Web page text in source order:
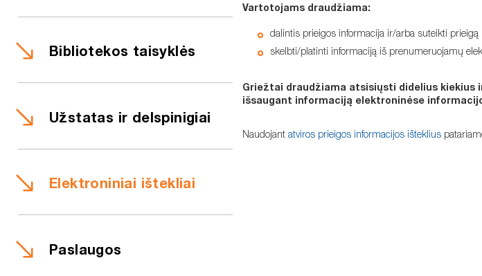
Bibliotekos taisyklės
Užstatas ir delspinigiai
Elektroniniai ištekliai
Paslaugos
Vartotojams draudžiama:
dalintis prieigos informacija ir/arba suteikti
skelbti/platinti informaciją iš prenumeruojamų
Griežtai draudžiama atsisiųsti didelius
išsaugant informaciją elektroninėse
Naudojant atviros prieigos informacijos išteklius